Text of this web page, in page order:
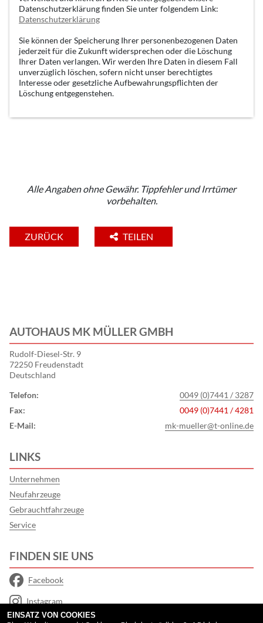
Datenschutzerklärung finden Sie unter folgendem Link:
Datenschutzerklärung
Sie können der Speicherung Ihrer personenbezogenen Daten
jederzeit für die Zukunft widersprechen oder die Löschung
Ihrer Daten verlangen. Wir werden Ihre Daten in diesem Fall
unverzüglich löschen, sofern nicht unser berechtigtes
Interesse oder gesetzliche Aufbewahrungspflichten der
Löschung entgegenstehen.
Alle Angaben ohne Gewähr. Tippfehler und Irrtümer
vorbehalten.
ZURÜCK TEILEN
AUTOHAUS MK MÜLLER GMBH
Rudolf-Diesel-Str. 9
72250 Freudenstadt
Deutschland
Telefon:
0049 (0)7441 / 3287
Fax:
0049 (0)7441 / 4281
E-Mail:
mk-mueller@t-online.de
LINKS
Unternehmen
Neufahrzeuge
Gebrauchtfahrzeuge
Service
FINDEN SIE UNS
Facebook
Instagram
EINSATZ VON COOKIES